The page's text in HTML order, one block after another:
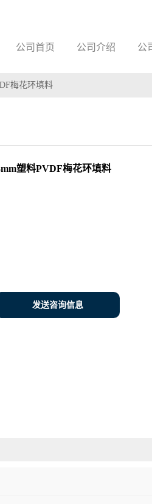
公司首页 公司介绍 公
梅花环填料
塑料PVDF梅花环填料
发送咨询信息